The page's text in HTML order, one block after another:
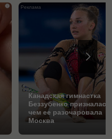
i
Канадская гимнастка
Беззубенко
чем ее разочаровала
Москва